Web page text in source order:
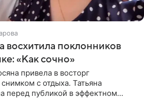
восхитила поклонников
«Как сочно»
привела в восторг
с отдыха. Татьяна
перед публикой в эффектном